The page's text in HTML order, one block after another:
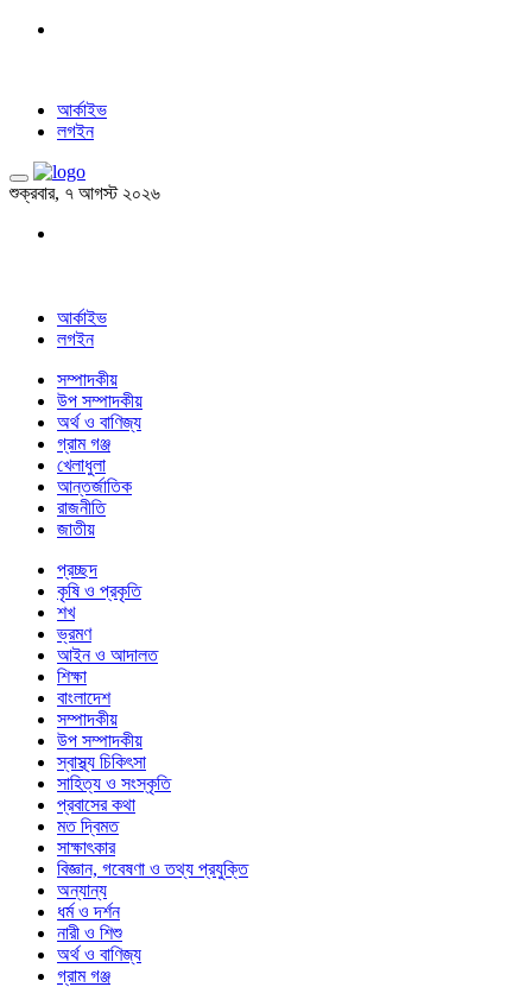
আর্কাইভ
লগইন
শুক্রবার, ৭ আগস্ট ২০২৬
আর্কাইভ
লগইন
সম্পাদকীয়
উপ সম্পাদকীয়
অর্থ ও বাণিজ্য
গ্রাম গঞ্জ
খেলাধুলা
আন্তর্জাতিক
রাজনীতি
জাতীয়
প্রচ্ছদ
কৃষি ও প্রকৃতি
শখ
ভ্রমণ
আইন ও আদালত
শিক্ষা
বাংলাদেশ
সম্পাদকীয়
উপ সম্পাদকীয়
স্বাস্থ্য চিকিৎসা
সাহিত্য ও সংস্কৃতি
প্রবাসের কথা
মত দ্বিমত
সাক্ষাৎকার
বিজ্ঞান, গবেষণা ও তথ্য প্রযুক্তি
অন্যান্য
ধর্ম ও দর্শন
নারী ও শিশু
অর্থ ও বাণিজ্য
গ্রাম গঞ্জ